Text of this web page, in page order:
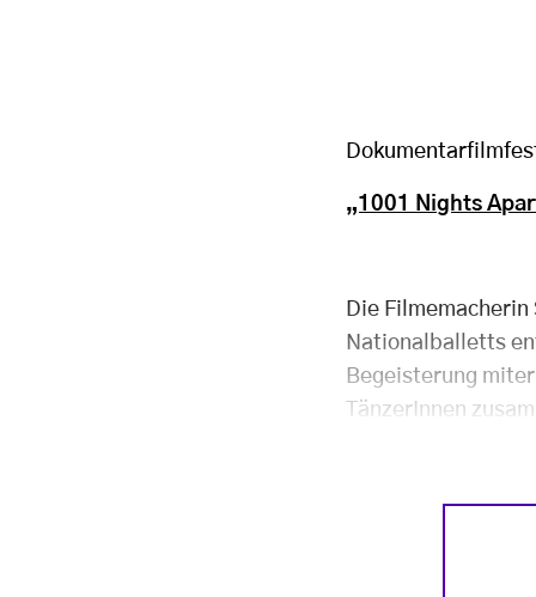
„1001 Nights
Die
Nationalballetts
Begeisterung
TänzerInnen